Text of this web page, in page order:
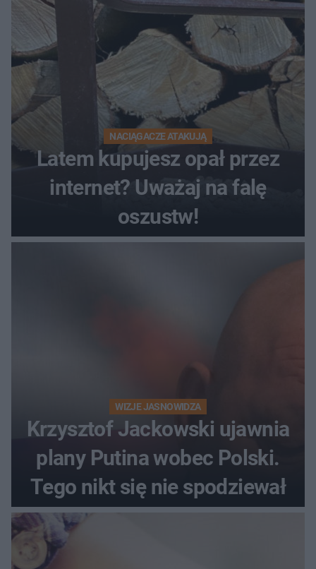
NACIĄGACZE ATAKUJĄ
Latem kupujesz opał przez
internet? Uważaj na falę
oszustw!
WIZJE JASNOWIDZA
Krzysztof Jackowski ujawnia
plany Putina wobec Polski.
Tego nikt się nie spodziewał